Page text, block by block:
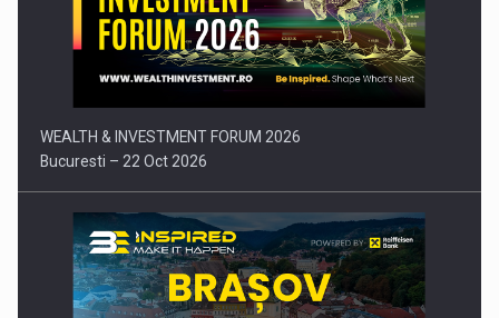
Comunicat de presa: Joburile part-time reincep sa intre pe…
WEALTH & INVESTMENT FORUM 2026
Bucuresti – 22 Oct 2026